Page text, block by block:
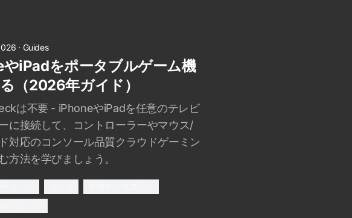
· Guides
iPadをポータブルゲーム機
（2026年ガイド）
は不要 - iPhoneやiPadを任意のテレビ
に接続して、コントローラーやマウス/
対応のコンソール品質クラウドゲーミン
方法を学びましょう。